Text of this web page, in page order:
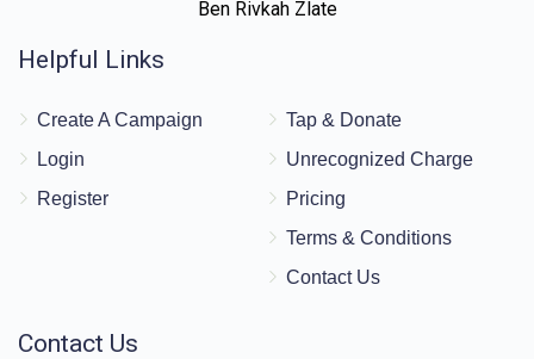
Ben Rivkah Zlate
Helpful Links
Create A Campaign
Login
Register
Tap & Donate
Unrecognized Charge
Pricing
Terms & Conditions
Contact Us
Contact Us